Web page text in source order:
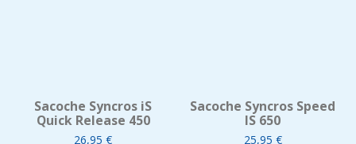
Sacoche Syncros iS
Quick Release 450
26,95 €
Sacoche Syncros Speed
IS 650
25,95 €